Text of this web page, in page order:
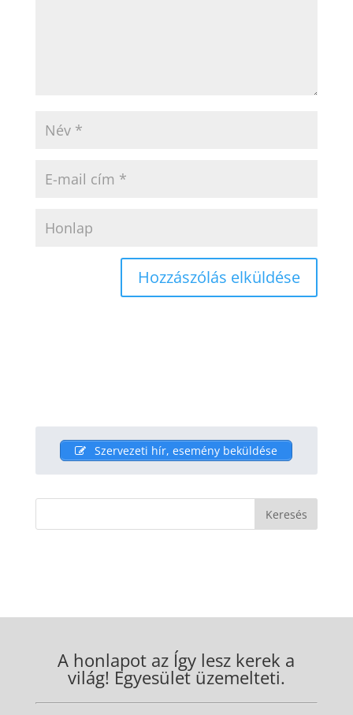
Szervezeti hír, esemény beküldése
A honlapot az Így lesz kerek a
világ! Egyesület üzemelteti.